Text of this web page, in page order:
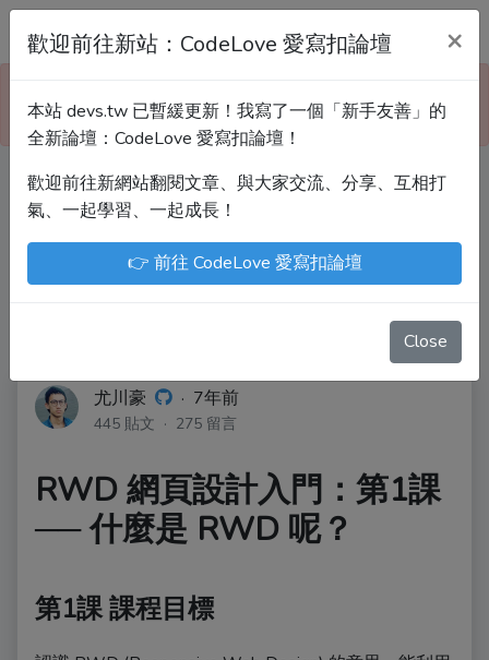
Devs.tw 寫程式討論區
請到新網站「CodeLove 愛寫扣論壇」！
Devs.tw 是讓工程師寫筆記、網誌的平台。歡迎
您隨手紀錄、寫作，方便日後搜尋！
尤川豪
Enoxs
chenjenping
尤川豪 · 7年前
445 貼文 · 275 留言
RWD 網頁設計入門：第1課
── 什麼是 RWD 呢？
第1課 課程目標
歡迎前往新站：CodeLove 愛寫扣論壇 ×
本站 devs.tw 已暫緩更新！我寫了一個「新手友善」的
全新論壇：CodeLove 愛寫扣論壇！
歡迎前往新網站翻閱文章、與大家交流、分享、互相打
氣、一起學習、一起成長！
👉 前往 CodeLove 愛寫扣論壇
Close